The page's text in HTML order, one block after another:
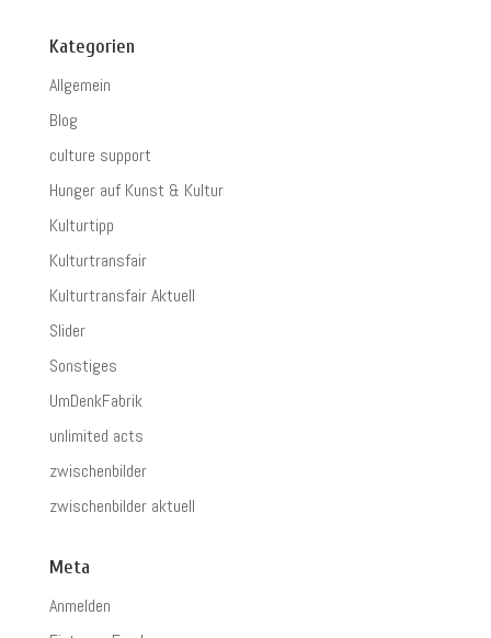
Kategorien
Allgemein
Blog
culture support
Hunger auf Kunst & Kultur
Kulturtipp
Kulturtransfair
Kulturtransfair Aktuell
Slider
Sonstiges
UmDenkFabrik
unlimited acts
zwischenbilder
zwischenbilder aktuell
Meta
Anmelden